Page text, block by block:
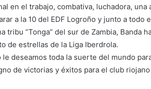
en el trabajo, combativa, luchadora,
a la 10 del EDF Logroño y junto a
tribu “Tonga” del sur de Zambia, Banda
de estrellas de la Liga Iberdrola.
le deseamos toda la suerte del mundo
de victorias y éxitos para el club